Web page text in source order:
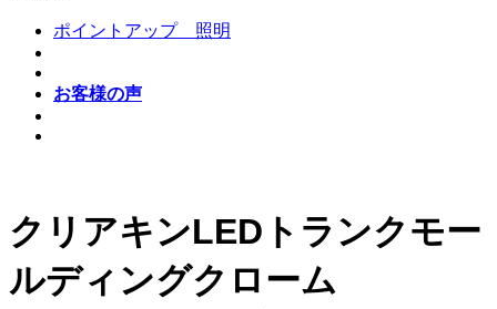
ポイントアップ 照明
お客様の声
クリアキンLEDトランクモー
ルディングクローム